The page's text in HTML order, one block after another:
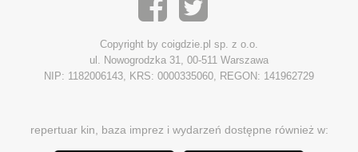
Copyright by coigdzie.pl sp. z o.o.
ul. Nowogrodzka 31, 00-511 Warszawa
NIP: 1182006143, KRS: 0000335060, REGON: 141962729
repertuar kin, baza imprez i wydarzeń dostępne również w: